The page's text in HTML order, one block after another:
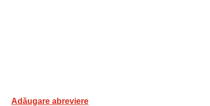
Adăugare abreviere